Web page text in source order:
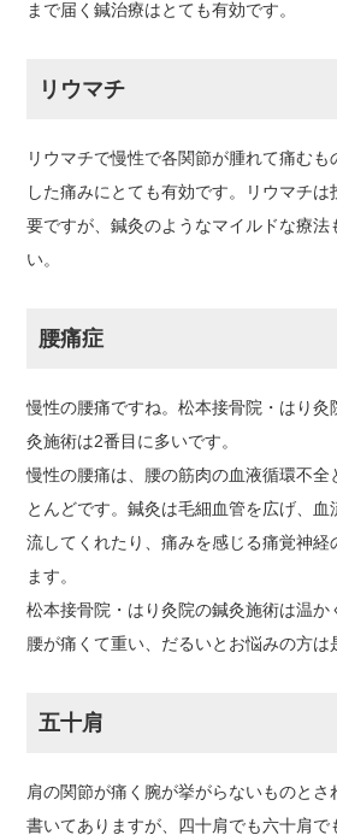
まで届く鍼治療はとても有効です。
リウマチ
リウマチで慢性で各関節が腫れて痛む
した痛みにとても有効です。リウマチ
要ですが、鍼灸のようなマイルドな療法
い。
腰痛症
慢性の腰痛ですね。松本接骨院・はり灸
灸施術は2番目に多いです。
慢性の腰痛は、腰の筋肉の血液循環不全
とんどです。鍼灸は毛細血管を広げ、血
流してくれたり、痛みを感じる痛覚神経
ます。
松本接骨院・はり灸院の鍼灸施術は温か
腰が痛くて重い、だるいとお悩みの方は
五十肩
肩の関節が痛く腕が挙がらないものとさ
書いてありますが、四十肩でも六十肩で